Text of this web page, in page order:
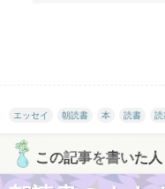
エッセイ 朝読書 本 読書 読
この記事を書いた人